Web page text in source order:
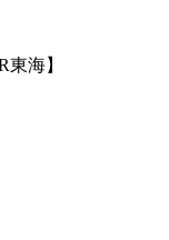
海】